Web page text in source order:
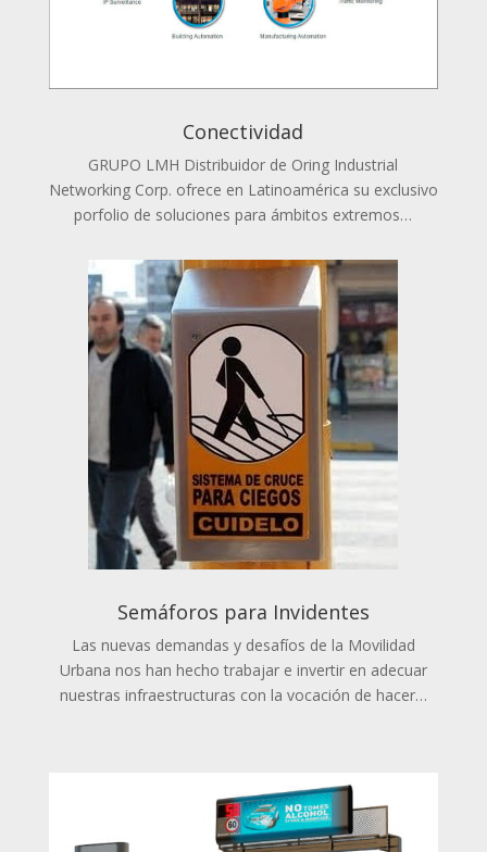
Conectividad
GRUPO LMH Distribuidor de Oring Industrial
Networking Corp. ofrece en Latinoamérica su exclusivo
porfolio de soluciones para ámbitos extremos…
Semáforos para Invidentes
Las nuevas demandas y desafíos de la Movilidad
Urbana nos han hecho trabajar e invertir en adecuar
nuestras infraestructuras con la vocación de hacer…